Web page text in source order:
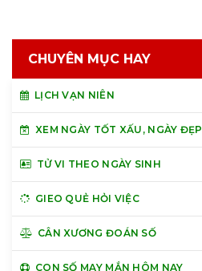
CHUYÊN MỤC HAY
LỊCH VẠN NIÊN
XEM NGÀY TỐT XẤU, NGÀY ĐẸP
TỬ VI THEO NGÀY SINH
GIEO QUẺ HỎI VIỆC
CÂN XƯƠNG ĐOÁN SỐ
CON SỐ MAY MẮN HÔM NAY